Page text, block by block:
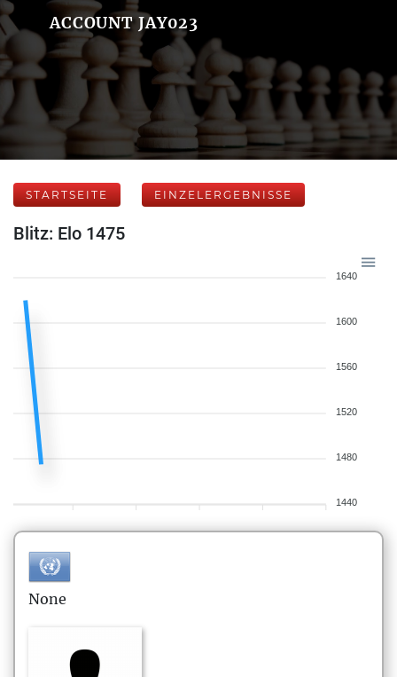
ACCOUNT JAY023
STARTSEITE EINZELERGEBNISSE
Blitz: Elo 1475
1640
1600
1560
1520
1480
1440
None